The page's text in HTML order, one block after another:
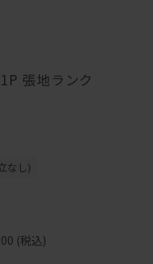
張地ランク
なし)
(税込)